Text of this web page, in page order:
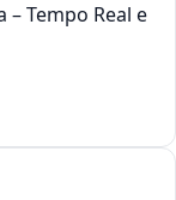
Tempo Real e